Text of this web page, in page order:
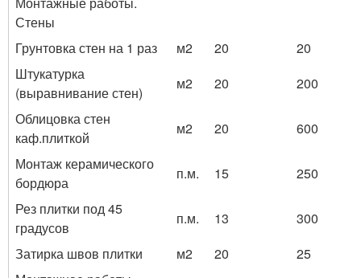
Стены
Грунтовка стен на 1 раз
м2 20
20
Штукатурка
(выравнивание стен)
м2 20
200
Облицовка стен
каф.плиткой
м2 20
600
Монтаж керамического
бордюра
п.м. 15
250
Рез плитки под 45
градусов
п.м. 13
300
Затирка швов плитки
м2 20
25